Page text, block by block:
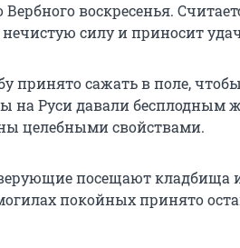
воскресенья.
силу и приносит
принято сажать в поле,
на Руси давали
целебными свойствами.
посещают кладбища
покойных принято